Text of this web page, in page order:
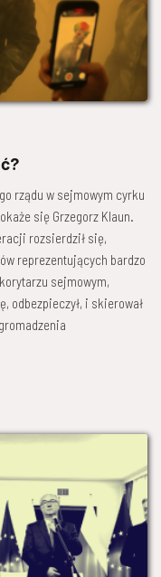
rządu w sejmowym cyrku
się Grzegorz Klaun.
rozsierdził się,
reprezentujących bardzo
sejmowym,
odbezpieczył, i skierował